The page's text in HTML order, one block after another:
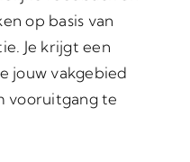
op basis van
Je krijgt een
jouw vakgebied
vooruitgang te